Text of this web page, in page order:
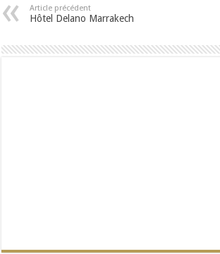
Article précédent
Hôtel Delano Marrakech